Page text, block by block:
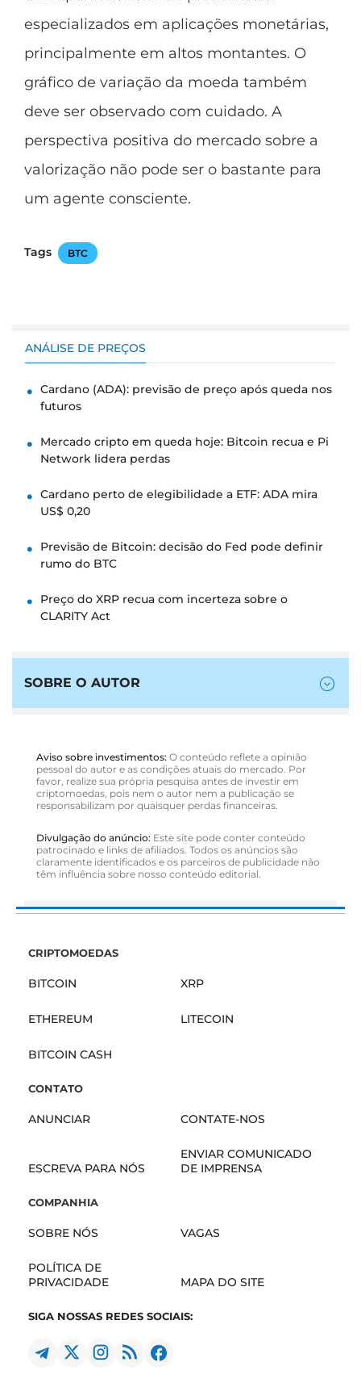
especializados em aplicações monetárias,
principalmente em altos montantes. O
gráfico de variação da moeda também
deve ser observado com cuidado. A
perspectiva positiva do mercado sobre a
valorização não pode ser o bastante para
um agente consciente.
Tags BTC
ANÁLISE DE PREÇOS
Cardano (ADA): previsão de preço após queda nos
futuros
Mercado cripto em queda hoje: Bitcoin recua e Pi
Network lidera perdas
Cardano perto de elegibilidade a ETF: ADA mira
US$ 0,20
Previsão de Bitcoin: decisão do Fed pode definir
rumo do BTC
Preço do XRP recua com incerteza sobre o
CLARITY Act
SOBRE O AUTOR
Aviso sobre investimentos: O conteúdo reflete a opinião
pessoal do autor e as condições atuais do mercado. Por
favor, realize sua própria pesquisa antes de investir em
criptomoedas, pois nem o autor nem a publicação se
responsabilizam por quaisquer perdas financeiras.
Divulgação do anúncio: Este site pode conter conteúdo
patrocinado e links de afiliados. Todos os anúncios são
claramente identificados e os parceiros de publicidade não
têm influência sobre nosso conteúdo editorial.
CRIPTOMOEDAS
BITCOIN XRP
ETHEREUM LITECOIN
BITCOIN CASH
CONTATO
ANUNCIAR CONTATE-NOS
ESCREVA PARA NÓS
ENVIAR COMUNICADO
DE IMPRENSA
COMPANHIA
SOBRE NÓS VAGAS
POLÍTICA DE
PRIVACIDADE
MAPA DO SITE
SIGA NOSSAS REDES SOCIAIS: